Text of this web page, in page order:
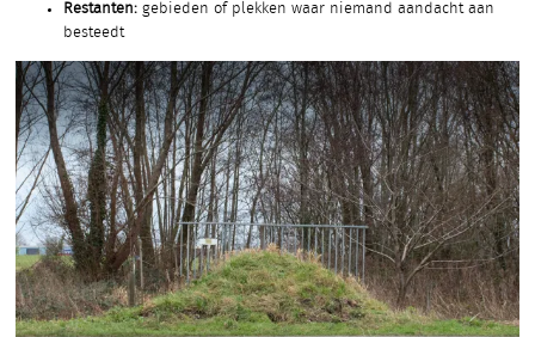
Restanten: gebieden of plekken waar niemand aandacht aan
besteedt